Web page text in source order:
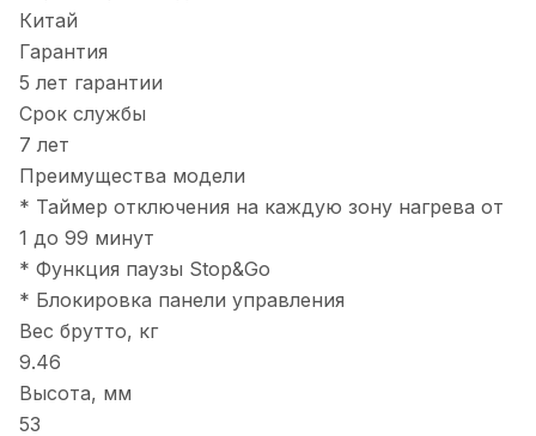
Китай
Гарантия
5 лет гарантии
Срок службы
7 лет
Преимущества модели
* Таймер отключения на каждую зону нагрева от
1 до 99 минут
* Функция паузы Stop&Go
* Блокировка панели управления
Вес брутто, кг
9.46
Высота, мм
53